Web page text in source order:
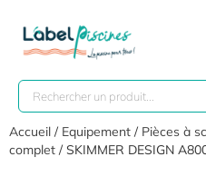
Accueil / Equipement / Pièces à
complet / SKIMMER DESIGN